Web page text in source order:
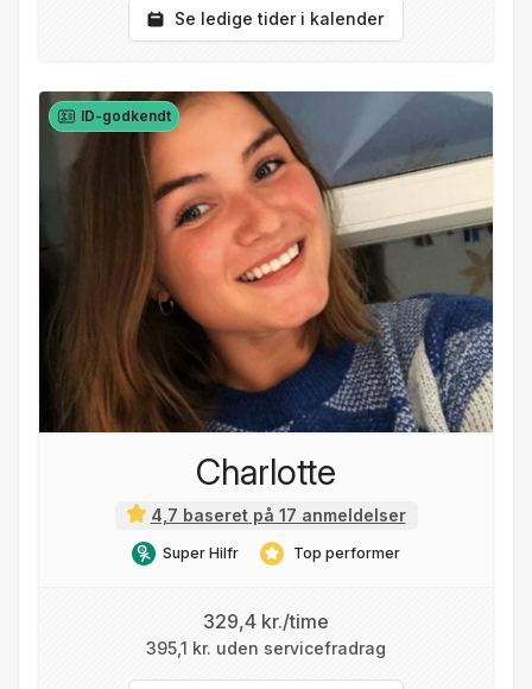
Se ledige tider i kalender
ID-godkendt
Charlotte
4,7 baseret på 17 anmeldelser
Super Hilfr Top performer
329,4 kr./time
395,1 kr. uden servicefradrag